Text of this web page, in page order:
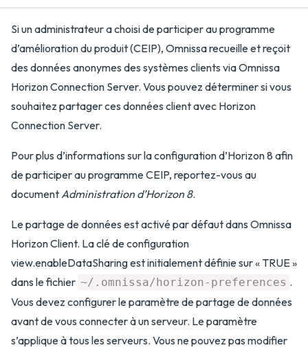
Si un administrateur a choisi de participer au programme
d’amélioration du produit (CEIP), Omnissa recueille et reçoit
des données anonymes des systèmes clients via Omnissa
Horizon Connection Server. Vous pouvez déterminer si vous
souhaitez partager ces données client avec Horizon
Connection Server.
Pour plus d’informations sur la configuration d’Horizon 8 afin
de participer au programme CEIP, reportez-vous au
documentAdministration d’Horizon 8.
Le partage de données est activé par défaut dans Omnissa
Horizon Client. La clé de configuration
view.enableDataSharing est initialement définie sur « TRUE »
dans le fichier ~/.omnissa/horizon-preferences .
Vous devez configurer le paramètre de partage de données
avant de vous connecter à un serveur. Le paramètre
s’applique à tous les serveurs. Vous ne pouvez pas modifier